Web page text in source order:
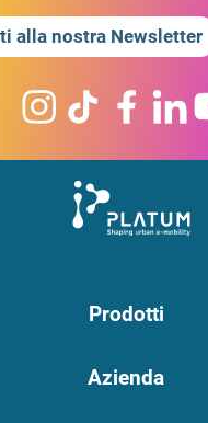
alla nostra Newsletter
Prodotti
Azienda